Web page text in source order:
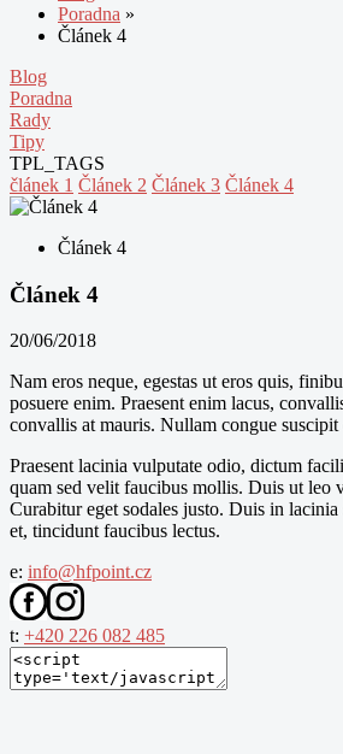
Poradna »
Článek 4
Blog
Poradna
Rady
Tipy
TPL_TAGS
článek 1 Článek 2 Článek 3 Článek 4
Článek 4
Článek 4
20/06/2018
Nam eros neque, egestas ut eros quis,
posuere enim. Praesent enim lacus,
convallis at mauris. Nullam congue
Praesent lacinia vulputate odio, dictum
quam sed velit faucibus mollis. Duis ut leo
Curabitur eget sodales justo. Duis in
et, tincidunt faucibus lectus.
e: info@hfpoint.cz
t: +420 226 082 485